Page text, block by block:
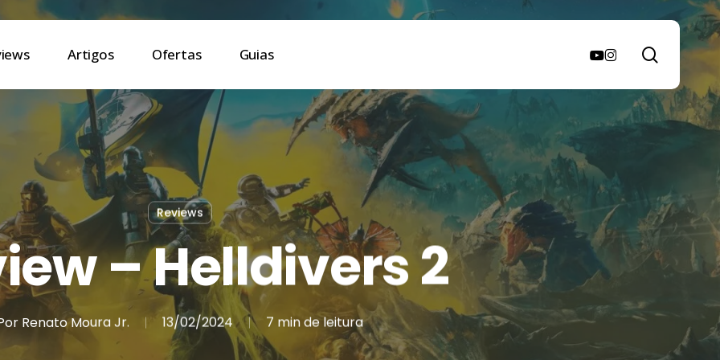
Artigos Ofertas Guias search
youtube
instagram
Reviews
– Helldivers 2
Renato Moura Jr. 13/02/2024 7 min de leitura